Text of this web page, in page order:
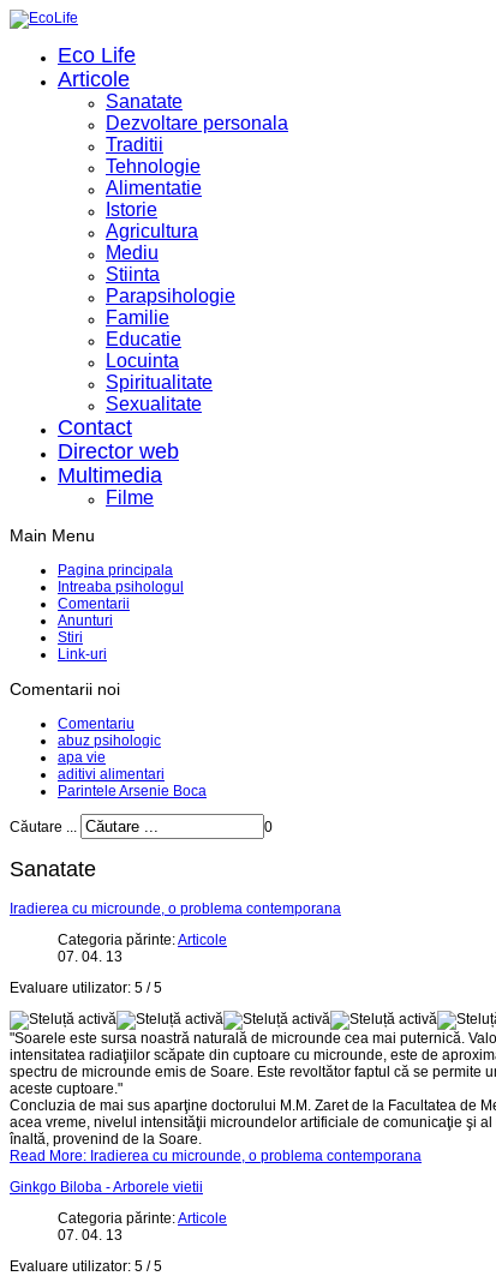
Eco Life
Articole
Sanatate
Dezvoltare personala
Traditii
Tehnologie
Alimentatie
Istorie
Agricultura
Mediu
Stiinta
Parapsihologie
Familie
Educatie
Locuinta
Spiritualitate
Sexualitate
Contact
Director web
Multimedia
Filme
Main Menu
Pagina principala
Intreaba psihologul
Comentarii
Anunturi
Stiri
Link-uri
Comentarii noi
Comentariu
abuz psihologic
apa vie
aditivi alimentari
Parintele Arsenie Boca
Căutare ... 0
Sanatate
Iradierea cu microunde, o problema contemporana
Categoria părinte:Articole
07. 04. 13
Evaluare utilizator: 5 /5
"Soarele este sursa noastră naturală de microunde cea mai puternică.
intensitatea radiaţiilor scăpate din cuptoare cu microunde, este de
spectru de microunde emis de Soare. Este revoltător faptul că se
aceste cuptoare."
Concluzia de mai sus aparţine doctorului M.M. Zaret de la Facultatea de
acea vreme, nivelul intensităţii microundelor artificiale de comunicaţie şi
înaltă, provenind de la Soare.
Read More: Iradierea cu microunde, o problema contemporana
Ginkgo Biloba - Arborele vietii
Categoria părinte:Articole
07. 04. 13
Evaluare utilizator: 5 /5